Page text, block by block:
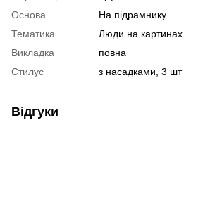
Основа
На підрамнику
Тематика
Люди на картинах
Викладка
повна
Стилус
з насадками, 3 шт
Відгуки